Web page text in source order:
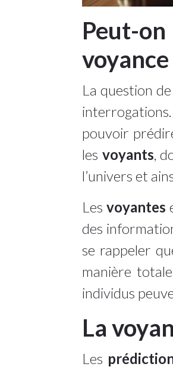
Peut-
voyance
La question
pouvoir
les voyants ,
l’univers et
Lesvoyantes
des
se rappeler
manière
individus
La
Les